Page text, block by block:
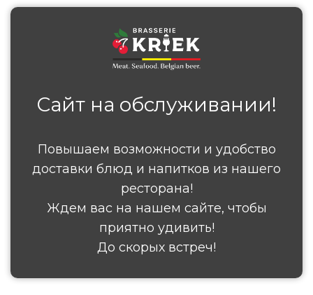
Сайт на обслуживании!
Повышаем возможности и удобство
доставки блюд и напитков из нашего
ресторана!
Ждем вас на нашем сайте, чтобы
приятно удивить!
До скорых встреч!